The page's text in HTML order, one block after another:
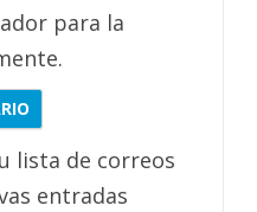
para la
lista de correos
entradas